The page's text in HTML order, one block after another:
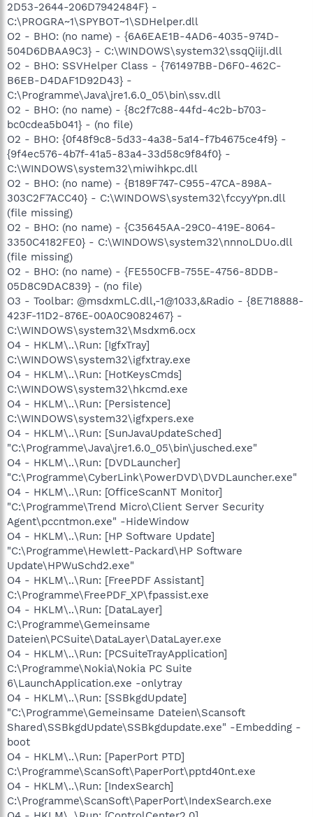
2D53-2644-206D7942484F} -
C:\PROGRA~1\SPYBOT~1\SDHelper.dll
O2 - BHO: (no name) - {6A6EAE1B-4AD6-4035-974D-
504D6DBAA9C3} - C:\WINDOWS\system32\ssqQiijI.dll
O2 - BHO: SSVHelper Class - {761497BB-D6F0-462C-
B6EB-D4DAF1D92D43} -
C:\Programme\Java\jre1.6.0_05\bin\ssv.dll
O2 - BHO: (no name) - {8c2f7c88-44fd-4c2b-b703-
bc0cdea5b041} - (no file)
O2 - BHO: {0f48f9c8-5d33-4a38-5a14-f7b4675ce4f9} -
{9f4ec576-4b7f-41a5-83a4-33d58c9f84f0} -
C:\WINDOWS\system32\miwihkpc.dll
O2 - BHO: (no name) - {B189F747-C955-47CA-898A-
303C2F7ACC40} - C:\WINDOWS\system32\fccyyYpn.dll
(file missing)
O2 - BHO: (no name) - {C35645AA-29C0-419E-8064-
3350C4182FE0} - C:\WINDOWS\system32\nnnoLDUo.dll
(file missing)
O2 - BHO: (no name) - {FE550CFB-755E-4756-8DDB-
05D8C9DAC839} - (no file)
O3 - Toolbar: @msdxmLC.dll,-1@1033,&Radio - {8E718888-
423F-11D2-876E-00A0C9082467} -
C:\WINDOWS\system32\Msdxm6.ocx
O4 - HKLM\..\Run: [IgfxTray]
C:\WINDOWS\system32\igfxtray.exe
O4 - HKLM\..\Run: [HotKeysCmds]
C:\WINDOWS\system32\hkcmd.exe
O4 - HKLM\..\Run: [Persistence]
C:\WINDOWS\system32\igfxpers.exe
O4 - HKLM\..\Run: [SunJavaUpdateSched]
"C:\Programme\Java\jre1.6.0_05\bin\jusched.exe"
O4 - HKLM\..\Run: [DVDLauncher]
"C:\Programme\CyberLink\PowerDVD\DVDLauncher.exe"
O4 - HKLM\..\Run: [OfficeScanNT Monitor]
"C:\Programme\Trend Micro\Client Server Security
Agent\pccntmon.exe" -HideWindow
O4 - HKLM\..\Run: [HP Software Update]
"C:\Programme\Hewlett-Packard\HP Software
Update\HPWuSchd2.exe"
O4 - HKLM\..\Run: [FreePDF Assistant]
C:\Programme\FreePDF_XP\fpassist.exe
O4 - HKLM\..\Run: [DataLayer]
C:\Programme\Gemeinsame
Dateien\PCSuite\DataLayer\DataLayer.exe
O4 - HKLM\..\Run: [PCSuiteTrayApplication]
C:\Programme\Nokia\Nokia PC Suite
6\LaunchApplication.exe -onlytray
O4 - HKLM\..\Run: [SSBkgdUpdate]
"C:\Programme\Gemeinsame Dateien\Scansoft
Shared\SSBkgdUpdate\SSBkgdupdate.exe" -Embedding -
boot
O4 - HKLM\..\Run: [PaperPort PTD]
C:\Programme\ScanSoft\PaperPort\pptd40nt.exe
O4 - HKLM\..\Run: [IndexSearch]
C:\Programme\ScanSoft\PaperPort\IndexSearch.exe